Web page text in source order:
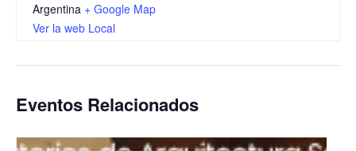
Argentina + Google Map
Ver la web Local
Eventos Relacionados